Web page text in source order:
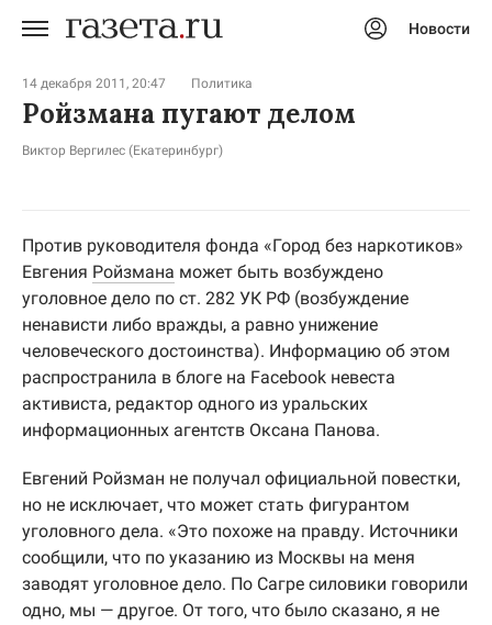
Новости
14 декабря 2011, 20:47 Политика
Ройзмана пугают делом
Виктор Вергилес (Екатеринбург)
Против руководителя фонда «Город без наркотиков»
Евгения Ройзмана может быть возбуждено
уголовное дело по ст. 282 УК РФ (возбуждение
ненависти либо вражды, а равно унижение
человеческого достоинства). Информацию об этом
распространила в блоге на Facebook невеста
активиста, редактор одного из уральских
информационных агентств Оксана Панова.
Евгений Ройзман не получал официальной повестки,
но не исключает, что может стать фигурантом
уголовного дела. «Это похоже на правду. Источники
сообщили, что по указанию из Москвы на меня
заводят уголовное дело. По Сагре силовики говорили
одно, мы — другое. От того, что было сказано, я не